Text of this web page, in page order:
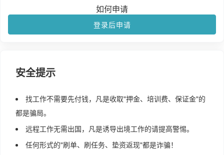
如何申请
登录后申请
安全提示
找工作不需要先付钱，凡是收取"押金、培训费、保证金"的
都是骗局。
远程工作无需出国，凡是诱导出境工作的请提高警惕。
任何形式的"刷单、刷任务、垫资返现"都是诈骗！